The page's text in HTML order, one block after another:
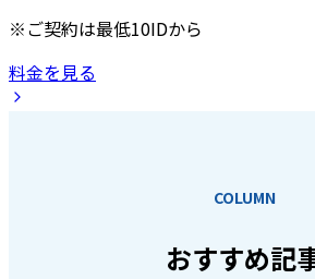
※ご契約は最低10IDから
料金を見る
COLUMN
おすすめ記